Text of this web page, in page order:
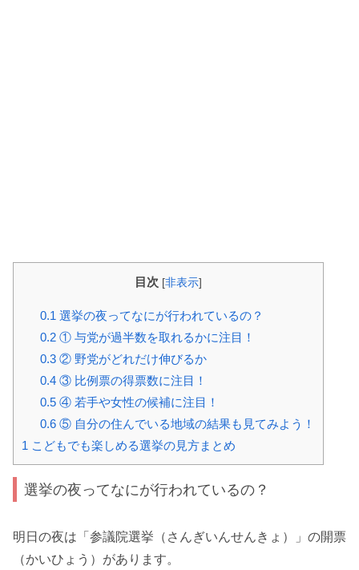
目次 [非表示]
0.1選挙の夜ってなにが行われているの？
0.2① 与党が過半数を取れるかに注目！
0.3② 野党がどれだけ伸びるか
0.4③ 比例票の得票数に注目！
0.5④ 若手や女性の候補に注目！
0.6⑤ 自分の住んでいる地域の結果も見てみよう！
1 こどもでも楽しめる選挙の見方まとめ
選挙の夜ってなにが行われているの？
明日の夜は「参議院選挙（さんぎいんせんきょ）」の開票
（かいひょう）があります。